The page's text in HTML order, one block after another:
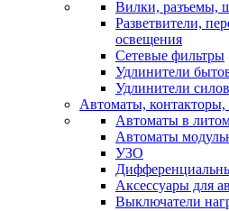
Вилки, разъемы,
Разветвители,
освещения
Сетевые фильтры
Удлинители
Удлинители
Автоматы, контакторы,
Автоматы в
Автоматы
УЗО
Аксессуары для
Выключатели